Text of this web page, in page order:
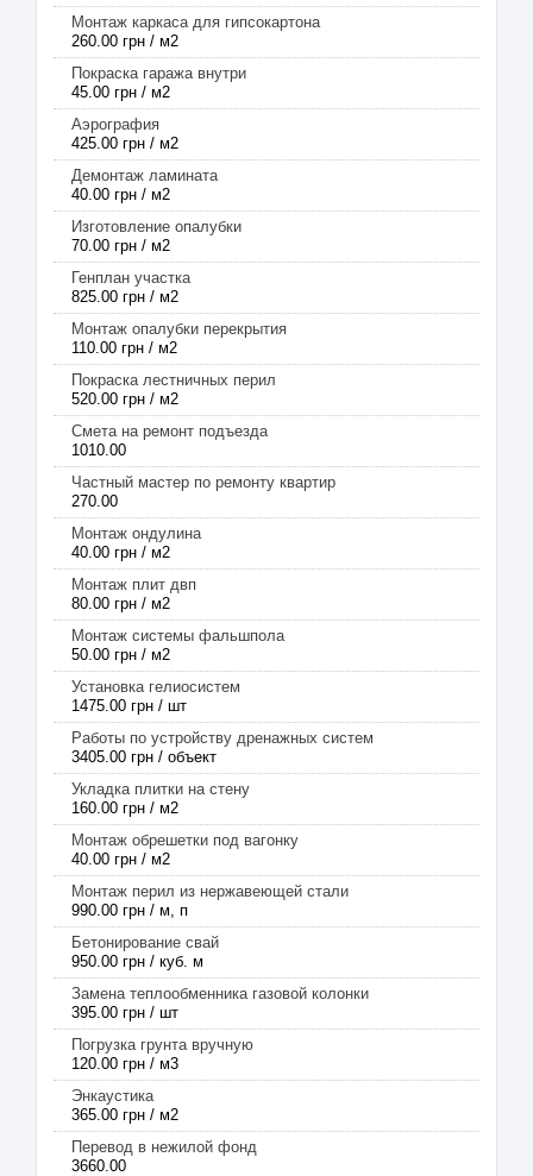
Монтаж каркаса для гипсокартона
260.00 грн / м2
Покраска гаража внутри
45.00 грн / м2
Аэрография
425.00 грн / м2
Демонтаж ламината
40.00 грн / м2
Изготовление опалубки
70.00 грн / м2
Генплан участка
825.00 грн / м2
Монтаж опалубки перекрытия
110.00 грн / м2
Покраска лестничных перил
520.00 грн / м2
Смета на ремонт подъезда
1010.00
Частный мастер по ремонту квартир
270.00
Монтаж ондулина
40.00 грн / м2
Монтаж плит двп
80.00 грн / м2
Монтаж системы фальшпола
50.00 грн / м2
Установка гелиосистем
1475.00 грн / шт
Работы по устройству дренажных систем
3405.00 грн / объект
Укладка плитки на стену
160.00 грн / м2
Монтаж обрешетки под вагонку
40.00 грн / м2
Монтаж перил из нержавеющей стали
990.00 грн / м, п
Бетонирование свай
950.00 грн / куб. м
Замена теплообменника газовой колонки
395.00 грн / шт
Погрузка грунта вручную
120.00 грн / м3
Энкаустика
365.00 грн / м2
Перевод в нежилой фонд
3660.00